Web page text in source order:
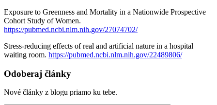
Exposure to Greenness and Mortality in a Nationwide Prospective
Cohort Study of Women.
https://pubmed.ncbi.nlm.nih.gov/27074702/
Stress-reducing effects of real and artificial nature in a hospital
waiting room. https://pubmed.ncbi.nlm.nih.gov/22489806/
Odoberaj články
Nové články z blogu priamo ku tebe.